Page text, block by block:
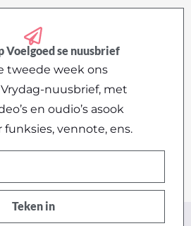
Voelgoed se nuusbrief
tweede week ons
nuusbrief, met
en oudio’s asook
vennote, ens.
Teken in